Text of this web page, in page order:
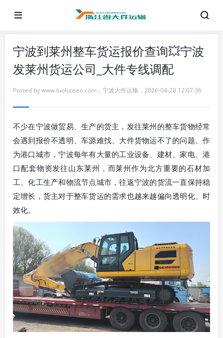
宁波到莱州整车货运报价查询💥宁波
发莱州货运公司_大件专线调配
Posted bywww.luoluoseo.com ， 宁波大件运输 ， 2026-04-28 12:07:36
不少在宁波做贸易、生产的货主，发往莱州的整车货物经常
会遇到报价不透明、车源难找、大件货物运不了的问题。作
为港口城市，宁波每年有大量的工业设备、建材、家电、港
口配套物资发往山东莱州，而莱州作为北方重要的石材加
工、化工生产和物流节点城市，往返宁波的货流一直保持稳
定增长，货主对于整车货运的需求也越来越偏向透明化、时
效化。